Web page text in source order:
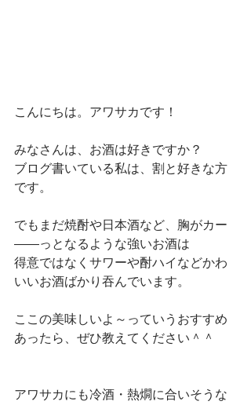
こんにちは。アワサカです！
みなさんは、お酒は好きですか？
ブログ書いている私は、割と好きな方
です。
でもまだ焼酎や日本酒など、胸がカー
――っとなるような強いお酒は
得意ではなくサワーや酎ハイなどかわ
いいお酒ばかり吞んでいます。
ここの美味しいよ～っていうおすすめ
あったら、ぜひ教えてください＾＾
アワサカにも冷酒・熱燗に合いそうな